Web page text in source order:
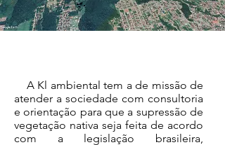
A Kl ambiental tem a de missão de
atender a sociedade com consultoria
e orientação para que a supressão de
vegetação nativa seja feita de acordo
com a legislação brasileira,